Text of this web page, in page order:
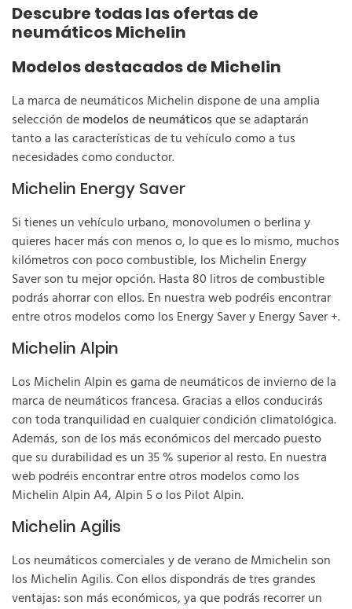
Descubre todas las ofertas de
neumáticos Michelin
Modelos destacados de Michelin
La marca de neumáticos Michelin dispone de una amplia
selección demodelos de neumáticosque se adaptarán
tanto a las características de tu vehículo como a tus
necesidades como conductor.
Michelin Energy Saver
Si tienes un vehículo urbano, monovolumen o berlina y
quieres hacer más con menos o, lo que es lo mismo, muchos
kilómetros con poco combustible, los Michelin Energy
Saver son tu mejor opción. Hasta 80 litros de combustible
podrás ahorrar con ellos. En nuestra web podréis encontrar
entre otros modelos como los Energy Saver y Energy Saver +.
Michelin Alpin
Los Michelin Alpin es gama de neumáticos de invierno de la
marca de neumáticos francesa. Gracias a ellos conducirás
con toda tranquilidad en cualquier condición climatológica.
Además, son de los más económicos del mercado puesto
que su durabilidad es un 35 % superior al resto. En nuestra
web podréis encontrar entre otros modelos como los
Michelin Alpin A4, Alpin 5 o los Pilot Alpin.
Michelin Agilis
Los neumáticos comerciales y de verano de Mmichelin son
los Michelin Agilis. Con ellos dispondrás de tres grandes
ventajas: son más económicos, ya que podrás recorrer un